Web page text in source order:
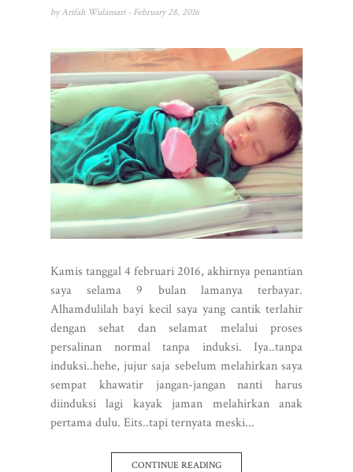
by Arifah Wulansari - February 28, 2016
Kamis tanggal 4 februari 2016, akhirnya penantian
saya selama 9 bulan lamanya terbayar.
Alhamdulilah bayi kecil saya yang cantik terlahir
dengan sehat dan selamat melalui proses
persalinan normal tanpa induksi. Iya..tanpa
induksi..hehe, jujur saja sebelum melahirkan saya
sempat khawatir jangan-jangan nanti harus
diinduksi lagi kayak jaman melahirkan anak
pertama dulu. Eits..tapi ternyata meski...
CONTINUE READING